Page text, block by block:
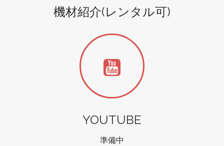
機材紹介(レンタル可)
YOUTUBE
準備中